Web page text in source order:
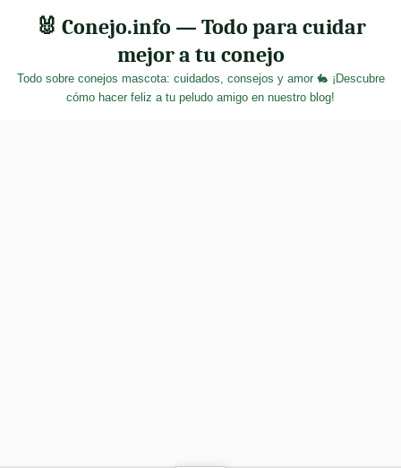
🐰 Conejo.info — Todo para cuidar
mejor a tu conejo
Todo sobre conejos mascota: cuidados, consejos y amor 🐇 ¡Descubre
cómo hacer feliz a tu peludo amigo en nuestro blog!